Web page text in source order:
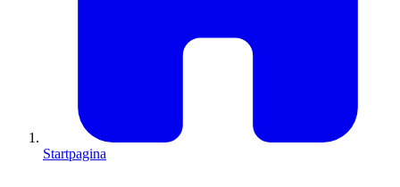
Startpagina